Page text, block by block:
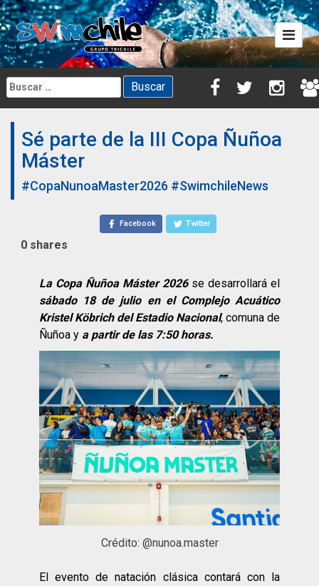
Skip
to
content
Buscar:
Sé parte de la III Copa Ñuñoa
Máster
#CopaNunoaMaster2026 #SwimchileNews
Facebook Twitter
0 shares
La Copa Ñuñoa Máster 2026 se desarrollará el
sábado 18 de julio en el Complejo Acuático
Kristel Köbrich del Estadio Nacional, comuna de
Ñuñoa y a partir de las 7:50 horas.
Crédito: @nunoa.master
El evento de natación clásica contará con la